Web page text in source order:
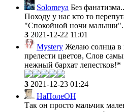
Solomeya Без
Походу у нас кто то
"Спокойной ночи
3 2021-12-22 11:01
Mystery Желаю солнца в
прелести цветов, Слов
нежный бархат лепестков!*
3 2021-12-23 01:24
НаПолеОН
Так он просто мальчик